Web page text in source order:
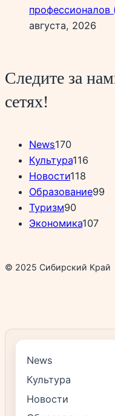
профессионалов
августа, 2026
Следите за
сетях!
News170
Культура116
Новости118
Образование99
Туризм90
Экономика107
© 2025 Сибирский Край
News
Культура
Новости